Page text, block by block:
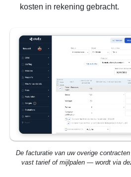
kosten in rekening gebracht.
De facturatie van uw overige
vast tarief of mijlpalen — wordt via